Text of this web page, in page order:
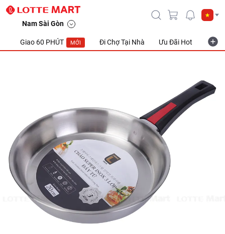
Nam Sài Gòn
Giao 60 PHÚT MỚI Đi Chợ Tại Nhà Ưu Đãi Hot